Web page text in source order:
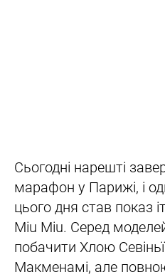
Сьогодні нарешті
марафон у Парижі, і
цього дня став показ
Miu Miu. Серед
побачити Хлою
Макменамі, але